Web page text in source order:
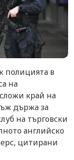
полицията в
на
край на
държа за
на търговски
английско
цитирани